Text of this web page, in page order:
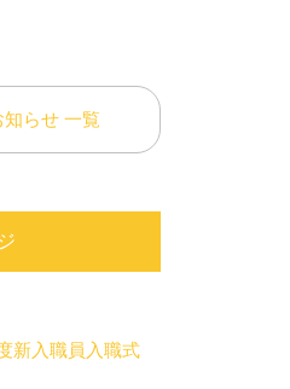
らせ 一覧
新入職員入職式